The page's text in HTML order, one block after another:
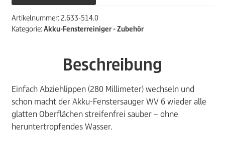
Artikelnummer: 2.633-514.0
Kategorie:Akku-Fensterreiniger - Zubehör
Beschreibung
Einfach Abziehlippen (280 Millimeter) wechseln und
schon macht der Akku-Fenstersauger WV 6 wieder alle
glatten Oberflächen streifenfrei sauber – ohne
heruntertropfendes Wasser.